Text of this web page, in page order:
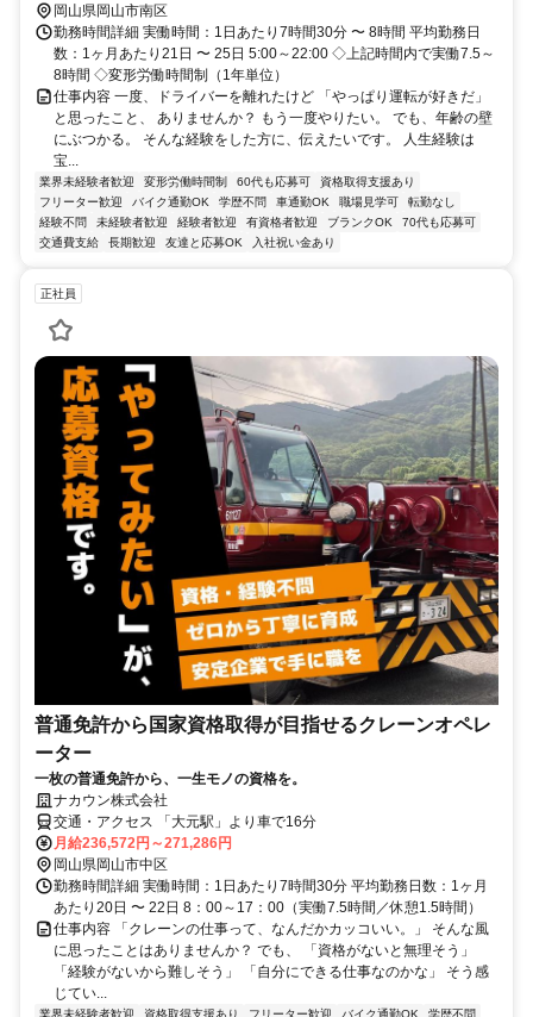
岡山県岡山市南区
勤務時間詳細 実働時間：1日あたり7時間30分 〜 8時間 平均勤務日
数：1ヶ月あたり21日 〜 25日 5:00～22:00 ◇上記時間内で実働7.5～
8時間 ◇変形労働時間制（1年単位）
仕事内容 一度、ドライバーを離れたけど 「やっぱり運転が好きだ」
と思ったこと、 ありませんか？ もう一度やりたい。 でも、年齢の壁
にぶつかる。 そんな経験をした方に、伝えたいです。 人生経験は
宝...
業界未経験者歓迎 変形労働時間制 60代も応募可
資格取得支援あり
フリーター歓迎
バイク通勤OK 学歴不問 車通勤OK 職場見学可
転勤なし
経験不問
未経験者歓迎 経験者歓迎 有資格者歓迎 ブランクOK
70代も応募可
交通費支給
長期歓迎 友達と応募OK 入社祝い金あり
正社員
普通免許から国家資格取得が目指せるクレーンオペレ
ーター
一枚の普通免許から、一生モノの資格を。
ナカウン株式会社
交通・アクセス 「大元駅」より車で16分
月給236,572円～271,286円
岡山県岡山市中区
勤務時間詳細 実働時間：1日あたり7時間30分 平均勤務日数：1ヶ月
あたり20日 〜 22日 8：00～17：00（実働7.5時間／休憩1.5時間）
仕事内容 「クレーンの仕事って、なんだかカッコいい。」 そんな風
に思ったことはありませんか？ でも、 「資格がないと無理そう」
「経験がないから難しそう」 「自分にできる仕事なのかな」 そう感
じてい...
業界未経験者歓迎 資格取得支援あり フリーター歓迎 バイク通勤OK
学歴不問